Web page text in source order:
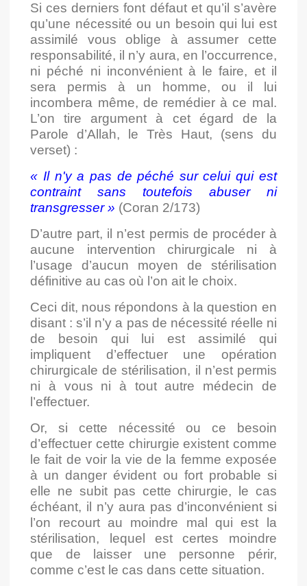
Si ces derniers font défaut et qu’il s’avère
qu’une nécessité ou un besoin qui lui est
assimilé vous oblige à assumer cette
responsabilité, il n’y aura, en l’occurrence,
ni péché ni inconvénient à le faire, et il
sera permis à un homme, ou il lui
incombera même, de remédier à ce mal.
L’on tire argument à cet égard de la
Parole d’Allah, le Très Haut, (sens du
verset) :
« Il n'y a pas de péché sur celui qui est
contraint sans toutefois abuser ni
transgresser» (Coran 2/173)
D’autre part, il n’est permis de procéder à
aucune intervention chirurgicale ni à
l’usage d’aucun moyen de stérilisation
définitive au cas où l’on ait le choix.
Ceci dit, nous répondons à la question en
disant : s’il n’y a pas de nécessité réelle ni
de besoin qui lui est assimilé qui
impliquent d’effectuer une opération
chirurgicale de stérilisation, il n’est permis
ni à vous ni à tout autre médecin de
l’effectuer.
Or, si cette nécessité ou ce besoin
d’effectuer cette chirurgie existent comme
le fait de voir la vie de la femme exposée
à un danger évident ou fort probable si
elle ne subit pas cette chirurgie, le cas
échéant, il n’y aura pas d’inconvénient si
l’on recourt au moindre mal qui est la
stérilisation, lequel est certes moindre
que de laisser une personne périr,
comme c’est le cas dans cette situation.